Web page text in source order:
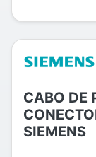
CABO DE
SIEMENS